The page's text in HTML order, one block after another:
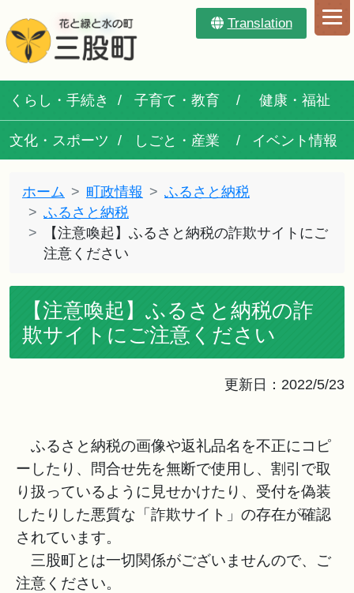
Translation
くらし・手続き 子育て・教育 健康・福祉
文化・スポーツ しごと・産業 イベント情報
ホーム 町政情報
ふるさと納税
ふるさと納税
【注意喚起】ふるさと納税の詐欺サイトにご
注意ください
【注意喚起】ふるさと納税の詐
欺サイトにご注意ください
更新日：2022/5/23
ふるさと納税の画像や返礼品名を不正にコピ
ーしたり、問合せ先を無断で使用し、割引で取
り扱っているように見せかけたり、受付を偽装
したりした悪質な「詐欺サイト」の存在が確認
されています。
三股町とは一切関係がございませんので、ご
注意ください。